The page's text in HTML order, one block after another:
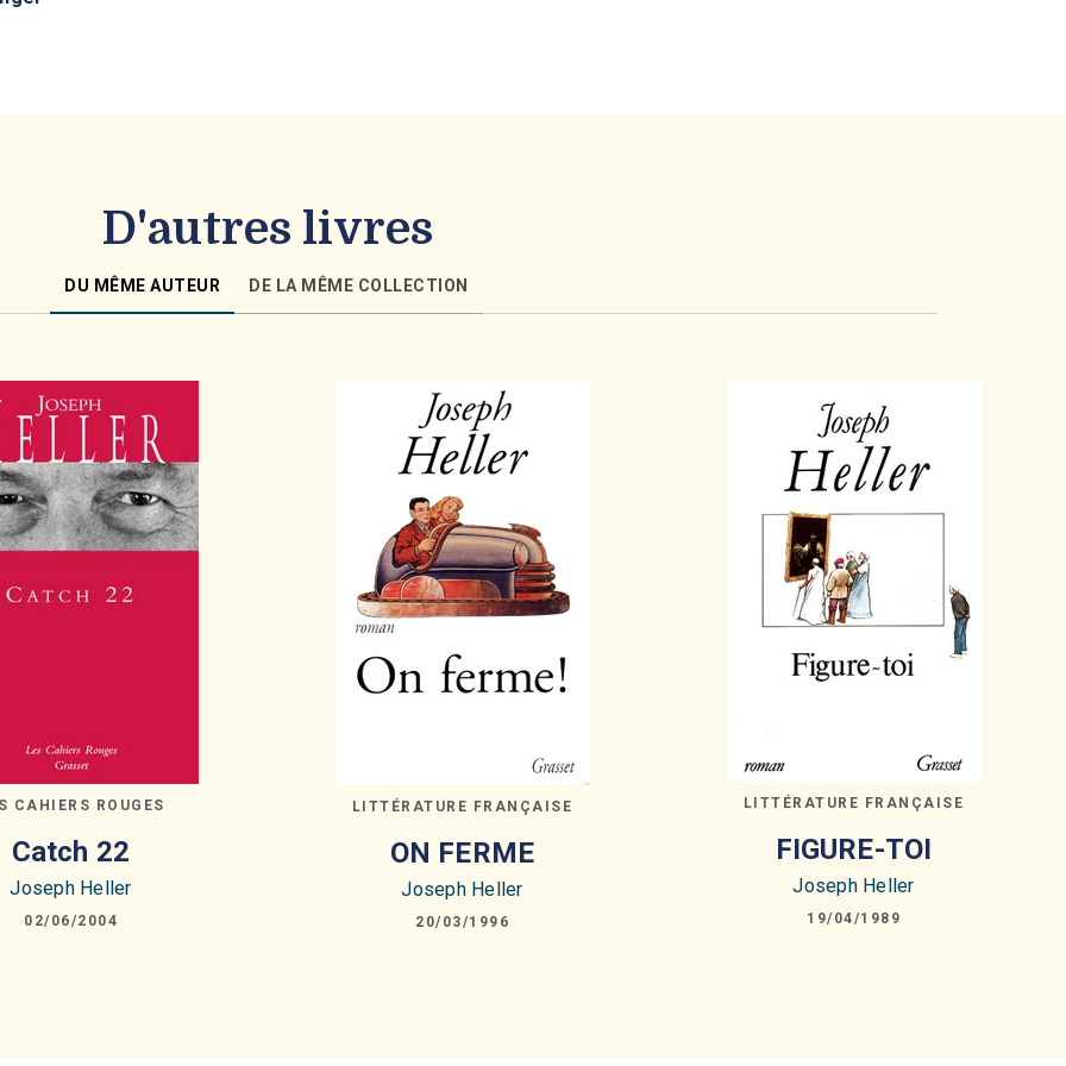
D'autres livres
DU MÊME AUTEUR DE LA MÊME COLLECTION
CAHIERS ROUGES
Catch 22
Joseph Heller
02/06/2004
LITTÉRATURE FRANÇAISE
ON FERME
Joseph Heller
20/03/1996
LITTÉRATURE FRANÇAISE
FIGURE-TOI
Joseph Heller
19/04/1989